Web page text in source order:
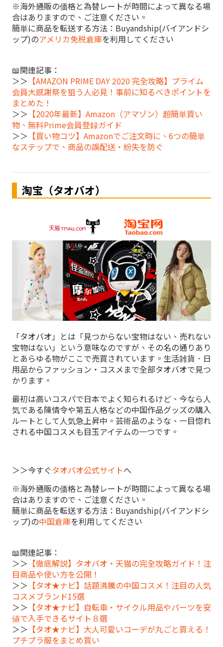
※海外通販の価格と為替レートが時間によって異なる場
合はありますので、ご注意ください。
簡単に商品を転送する方法：Buyandship(バイアンドシ
ップ)のアメリカ免税倉庫を利用してください
📖関連記事：
＞＞ 【AMAZON PRIME DAY 2020 完全攻略】プライム
会員大感謝祭を狙う人必見！事前に知るべきポイントを
まとめた！
＞＞ 【2020年最新】Amazon（アマゾン）超簡単買い
物、無料Prime会員登録ガイド
＞＞ 【買い物コツ】Amazonでご注文時に、6つの簡単
なステップで、商品の誤配送・紛失を防ぐ
淘宝（タオバオ）
「タオバオ」とは「見つからない宝物はない、売れない
宝物はない」という意味なのですが、その名の通りあり
とあらゆる物がここで売買されています。生活雑貨．日
用品からファッション・コスメまで全部タオバオで見つ
かります。
最初は高いコスパで日本でよく知られるけど、今なら人
気である陳情令や第五人格などの中国作品グッズの購入
ルートとして人気急上昇中。芸術品のような、一目惚れ
される中国コスメも目玉アイテムの一つです。
＞＞今すぐタオバオ公式サイトへ
※海外通販の価格と為替レートが時間によって異なる場
合はありますので、ご注意ください。
簡単に商品を転送する方法：Buyandship(バイアンドシ
ップ)の中国倉庫を利用してください
📖関連記事：
＞＞ 【徹底解説】タオバオ・天猫の完全攻略ガイド！注
目商品や使い方を公開！
＞＞ 【タオ★ナビ】話題沸騰の中国コスメ！注目の人気
コスメブランド15選
＞＞ 【タオ★ナビ】自転車・サイクル用品やパーツを安
値で入手できるサイト８選
＞＞ 【タオ★ナビ】大人可愛いコーデが丸ごと買える！
プチプラ服をまとめ買い